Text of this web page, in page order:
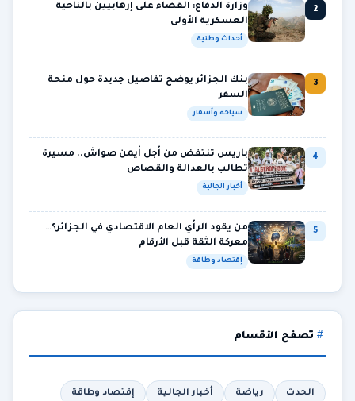
2
وزارة الدفاع: القضاء على إرهابيين بالناحية
العسكرية الأولى
أحداث وطنية
3
بنك الجزائر يوضح تفاصيل جديدة حول منحة
السفر
سياحة وأسفار
4
باريس تنتفض من أجل أيمن صواش.. مسيرة
تطالب بالعدالة والقصاص
أخبار الجالية
5
من يقود الرأي العام الاقتصادي في الجزائر؟…
معركة الثقة قبل الأرقام
إقتصاد وطاقة
تصفح الأقسام
الحدث رياضة أخبار الجالية إقتصاد وطاقة